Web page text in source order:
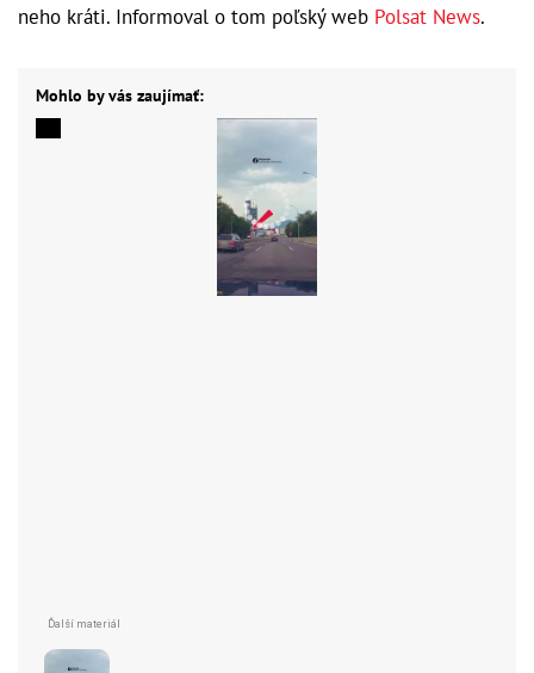
neho kráti. Informoval o tom poľský web Polsat News.
Mohlo by vás zaujímať: